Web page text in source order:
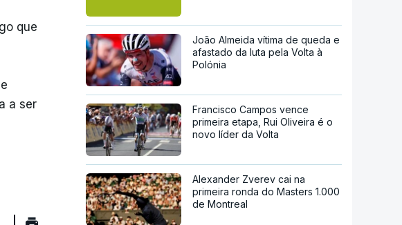
que
a ser
João Almeida vítima de queda e
afastado da luta pela Volta à
Polónia
Francisco Campos vence
primeira etapa, Rui Oliveira é o
novo líder da Volta
Alexander Zverev cai na
primeira ronda do Masters 1.000
de Montreal